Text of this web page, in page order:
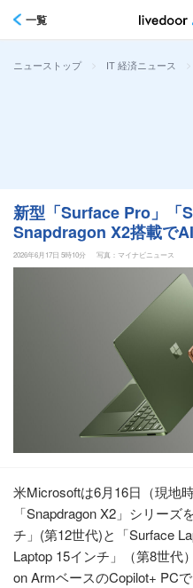
一覧
ニューストップ > IT 経済ニュース >
新型「Surface Pro」
Snapdragon X2搭載で
2026年6月17日 5時10分 写真：マイナビニュース
米Microsoftは6月16日（現地
「Snapdragon X2」シリー
チ」(第12世代)と「Surface
Laptop 15インチ」（第8世代
on ArmベースのCopilot+ PC